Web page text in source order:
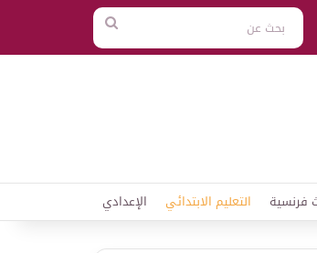
بحث
عن
فرنسية التعليم الابتدائي الإعدادي